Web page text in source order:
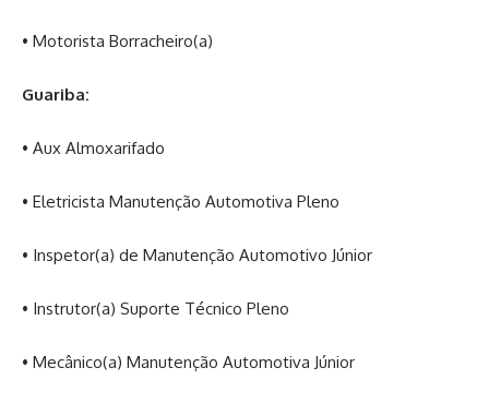
• Motorista Borracheiro(a)
Guariba:
• Aux Almoxarifado
• Eletricista Manutenção Automotiva Pleno
• Inspetor(a) de Manutenção Automotivo Júnior
• Instrutor(a) Suporte Técnico Pleno
• Mecânico(a) Manutenção Automotiva Júnior